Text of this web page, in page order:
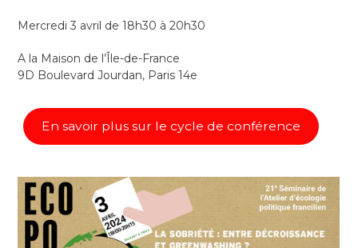
Mercredi 3 avril de 18h30 à 20h30
A la Maison de l’Île-de-France
9D Boulevard Jourdan, Paris 14e
En savoir plus sur le cycle de conférence